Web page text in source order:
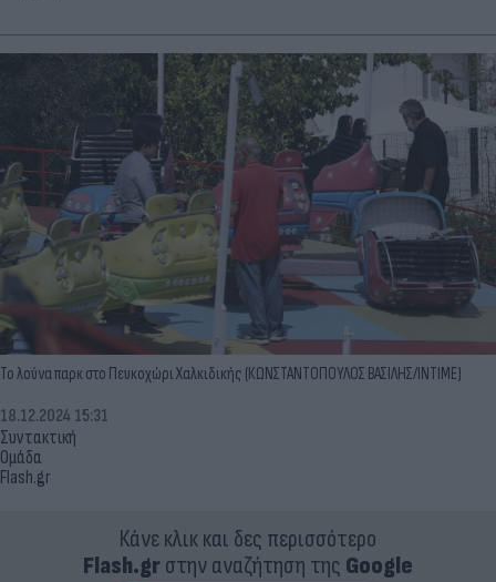
Το λούνα παρκ στο Πευκοχώρι Χαλκιδικής (ΚΩΝΣΤΑΝΤΟΠΟΥΛΟΣ ΒΑΣΙΛΗΣ/INTIME)
Συντακτική
Ομάδα
Flash.gr
18.12.2024 15:31
Κάνε κλικ και δες περισσότερο
Flash.grστην αναζήτηση της Google